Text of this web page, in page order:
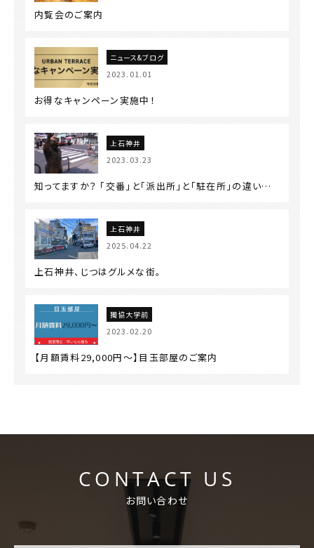
内覧会のご案内
ニュース&ブログ
2023.01.01
お得なキャンペーン実施中！
上石神井
2023.03.23
知ってますか？ 「交番」と「派出所」と「駐在所」の違い…
上石神井
2025.04.22
上石神井、じつはグルメな街。
獨協大学前
2023.02.20
【月額賃料29,000円～】目玉部屋のご案内
CONTACT US
お問い合わせ